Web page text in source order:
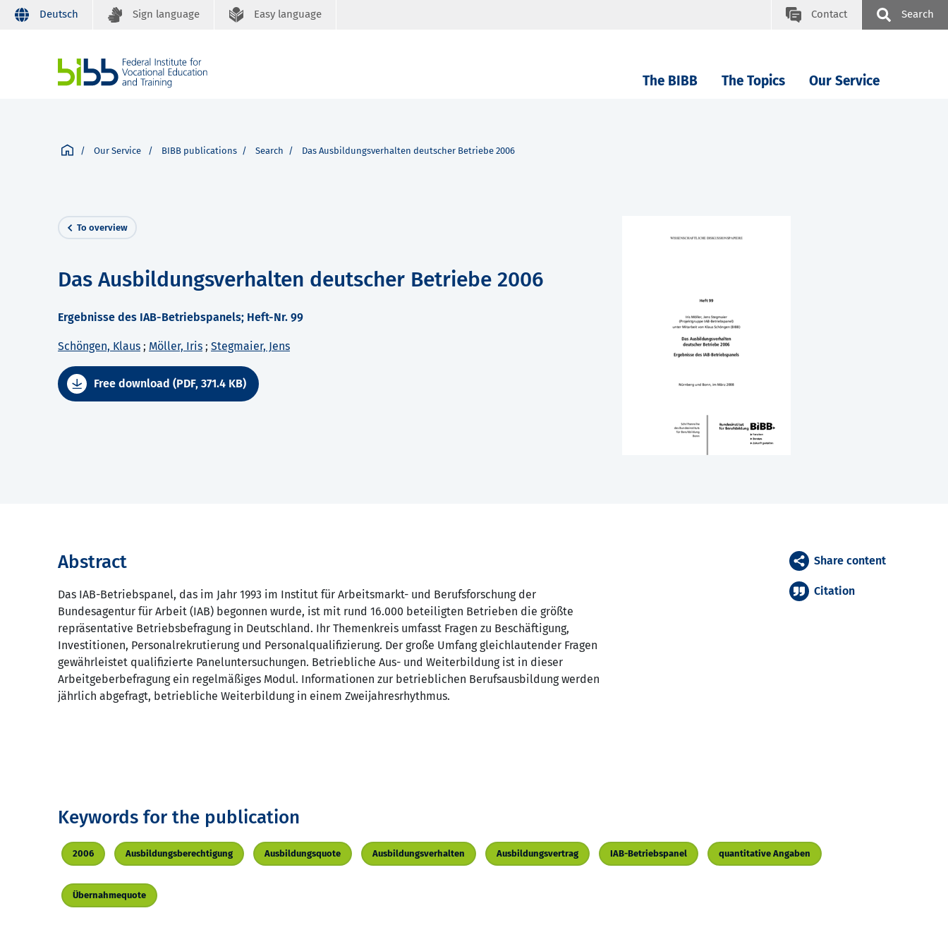
Deutsch Sign language Easy language Contact Search
The BIBB The Topics Our Service
Our Service BIBB publications Search Das Ausbildungsverhalten deutscher Betriebe 2006
To overview
Das Ausbildungsverhalten deutscher Betriebe 2006
Ergebnisse des IAB-Betriebspanels; Heft-Nr. 99
Schöngen, Klaus ; Möller, Iris ; Stegmaier, Jens
Free download (PDF, 371.4 KB)
Abstract
Das IAB-Betriebspanel, das im Jahr 1993 im Institut für Arbeitsmarkt- und Berufsforschung der
Bundesagentur für Arbeit (IAB) begonnen wurde, ist mit rund 16.000 beteiligten Betrieben die größte
repräsentative Betriebsbefragung in Deutschland. Ihr Themenkreis umfasst Fragen zu Beschäftigung,
Investitionen, Personalrekrutierung und Personalqualifizierung. Der große Umfang gleichlautender Fragen
gewährleistet qualifizierte Paneluntersuchungen. Betriebliche Aus- und Weiterbildung ist in dieser
Arbeitgeberbefragung ein regelmäßiges Modul. Informationen zur betrieblichen Berufsausbildung werden
jährlich abgefragt, betriebliche Weiterbildung in einem Zweijahresrhythmus.
Share content
Citation
Keywords for the publication
2006 Ausbildungsberechtigung Ausbildungsquote Ausbildungsverhalten Ausbildungsvertrag IAB-Betriebspanel quantitative Angaben
Übernahmequote